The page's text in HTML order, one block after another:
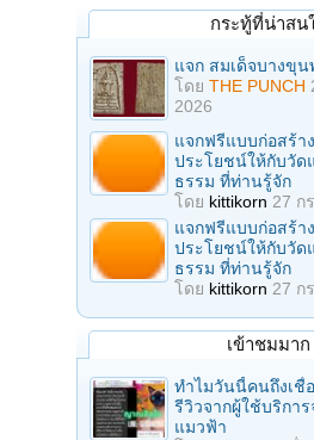
กระทู้ที่น่าสน
แจก สมเด็จบางขุน
โดย THE PUNCH
2026
แจกฟรีแบบก่อสร้า
ประโยชน์ให้กับวัด
ธรรม ที่ท่านรู้จัก
โดย kittikorn 27 ก
แจกฟรีแบบก่อสร้า
ประโยชน์ให้กับวัด
ธรรม ที่ท่านรู้จัก
โดย kittikorn 27 ก
เข้าชมมาก
ทำไมวันนี้คนถึงเชื่
รีวิวจากผู้ใช้บริกา
แมวฟ้า